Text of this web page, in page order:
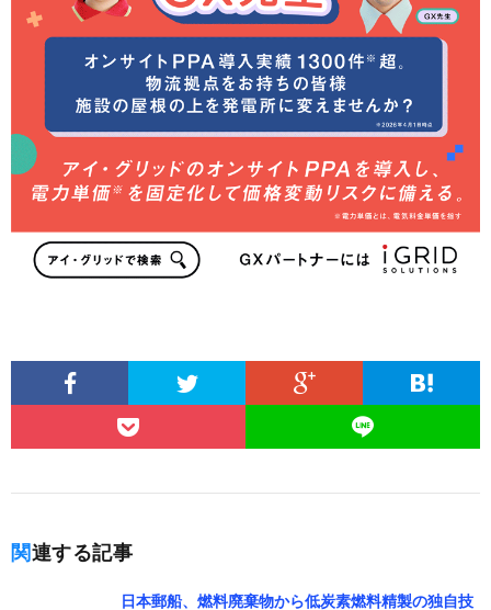
関連する記事
日本郵船、燃料廃棄物から低炭素燃料精製の独自技